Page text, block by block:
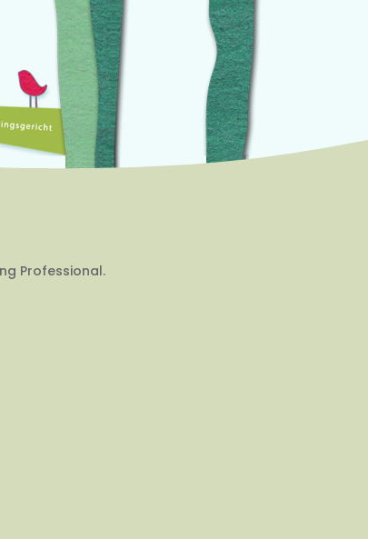
Professional.